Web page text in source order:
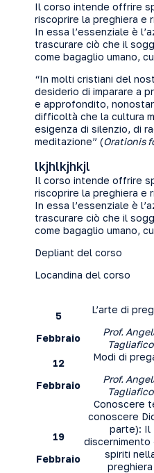
Il corso intende offrire
riscoprire la preghiera e
In essa l’essenziale è
trascurare ciò che il
come bagaglio umano,
“In molti cristiani del
desiderio di imparare a
e approfondito,
difficoltà che la cultura
esigenza di silenzio, di
meditazione” (Orationis
lkjhlkjhkjl
Il corso intende offrire
riscoprire la preghiera e
In essa l’essenziale è
trascurare ciò che il
come bagaglio umano,
Depliant del corso
Locandina del corso
5
Febbraio
L’arte di
Prof.
Tagliafico
12
Febbraio
Modi di
Prof.
Tagliafico
19
Febbraio
Conoscere
conoscere
parte): Il
discernimento
spiriti
preghiera